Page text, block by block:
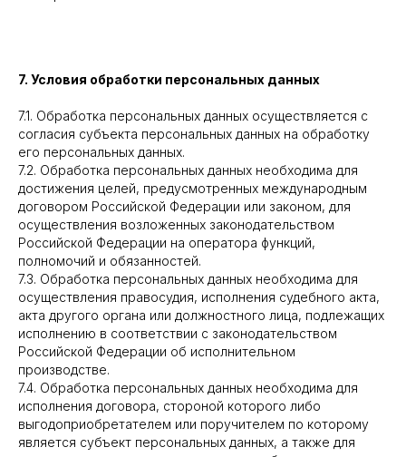
7. Условия обработки персональных данных
7.1. Обработка персональных данных осуществляется с
согласия субъекта персональных данных на обработку
его персональных данных.
7.2. Обработка персональных данных необходима для
достижения целей, предусмотренных международным
договором Российской Федерации или законом, для
осуществления возложенных законодательством
Российской Федерации на оператора функций,
полномочий и обязанностей.
7.3. Обработка персональных данных необходима для
осуществления правосудия, исполнения судебного акта,
акта другого органа или должностного лица, подлежащих
исполнению в соответствии с законодательством
Российской Федерации об исполнительном
производстве.
7.4. Обработка персональных данных необходима для
исполнения договора, стороной которого либо
выгодоприобретателем или поручителем по которому
является субъект персональных данных, а также для